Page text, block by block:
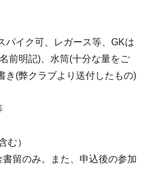
イク可、レガース等、GKは
前明記)、水筒(十分な量をご
き(弊クラブより送付したもの)
む）
留のみ。また、申込後の参加